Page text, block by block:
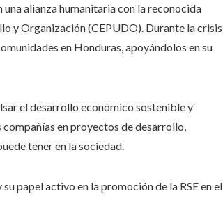
alianza humanitaria con la reconocida
y Organización (CEPUDO). Durante la crisis
en Honduras, apoyándolos en su
el desarrollo económico sostenible y
en proyectos de desarrollo,
tener en la sociedad.
papel activo en la promoción de la RSE en el